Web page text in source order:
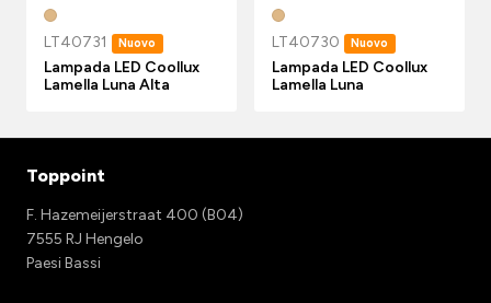
LT40731 Nuovo
Lampada LED Coollux
Lamella Luna Alta
LT40730 Nuovo
Lampada LED Coollux
Lamella Luna
Toppoint
F. Hazemeijerstraat 400 (B04)
7555 RJ Hengelo
Paesi Bassi